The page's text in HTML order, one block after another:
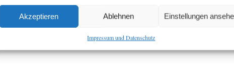
Akzeptieren Ablehnen Einstellungen
Impressum und Datenschutz